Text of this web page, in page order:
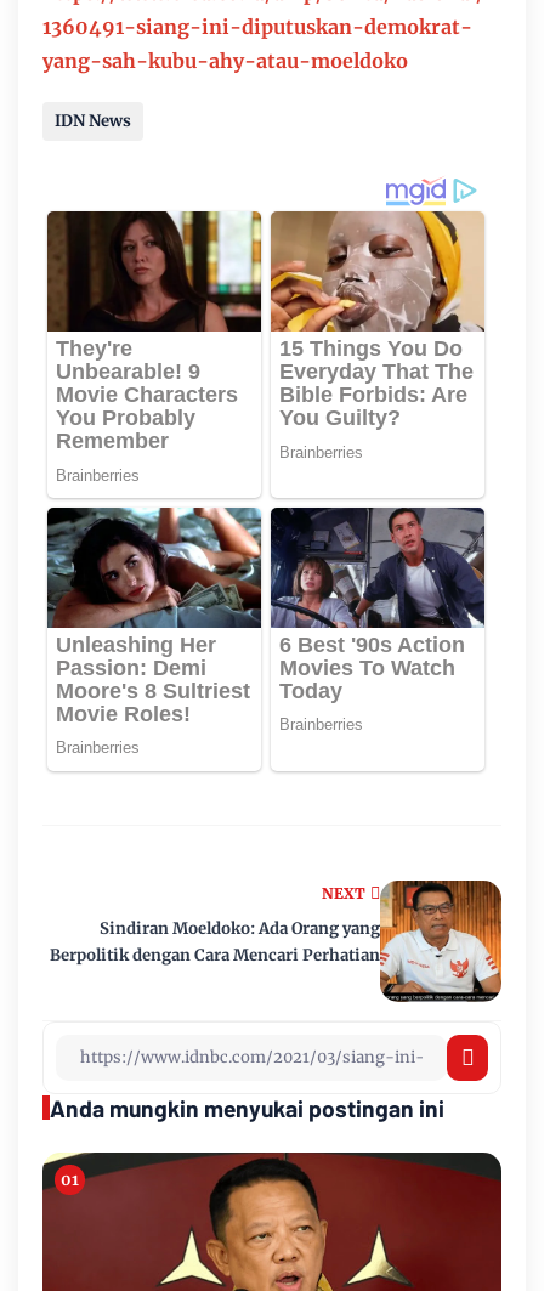
1360491-siang-ini-diputuskan-demokrat-
yang-sah-kubu-ahy-atau-moeldoko
IDN News
NEXT
Sindiran Moeldoko: Ada Orang yang
Berpolitik dengan Cara Mencari Perhatian
Anda mungkin menyukai postingan ini